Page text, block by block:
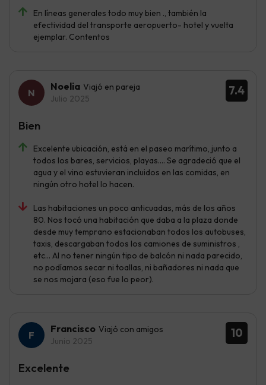
En líneas generales todo muy bien ., también la
efectividad del transporte aeropuerto- hotel y vuelta
ejemplar. Contentos
7.4
Noelia Viajó en pareja
Julio 2025
Excelente ubicación, está en el paseo marítimo, junto a
todos los bares, servicios, playas.... Se agradeció que el
agua y el vino estuvieran incluidos en las comidas, en
ningún otro hotel lo hacen.
Las habitaciones un poco anticuadas, más de los años
80. Nos tocó una habitación que daba a la plaza donde
desde muy temprano estacionaban todos los autobuses,
taxis, descargaban todos los camiones de suministros ,
etc... Al no tener ningún tipo de balcón ni nada parecido,
no podíamos secar ni toallas, ni bañadores ni nada que
se nos mojara (eso fue lo peor).
Bien
10
Francisco Viajó con amigos
Junio 2025
Excelente